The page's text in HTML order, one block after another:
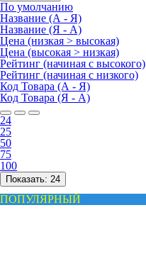
По умолчанию
Название (А - Я)
Название (Я - А)
Цена (низкая > высокая)
Цена (высокая > низкая)
Рейтинг (начиная с высокого)
Рейтинг (начиная с низкого)
Код Товара (А - Я)
Код Товара (Я - А)
24
25
50
75
100
Показать: 24
ПОПУЛЯРНЫЙ